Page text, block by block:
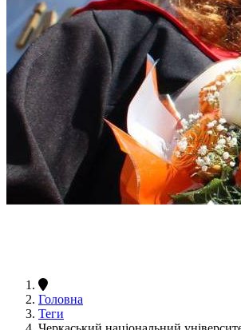
Головна
Теги